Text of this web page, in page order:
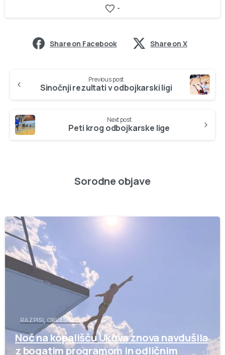
-
Share on Facebook Share on X
Reading
Previous post
Sinočnji rezultati v odbojkarski ligi
Next post
Peti krog odbojkarske lige
Sorodne objave
RAZPISI, OBVESTILA
Noč na kopališču Ukova znova navdušila
z bogatim programom in odličnim